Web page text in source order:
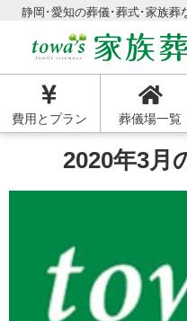
静岡･愛知の葬儀･葬式･家族葬
費用とプラン 葬儀場一覧
2020年3月